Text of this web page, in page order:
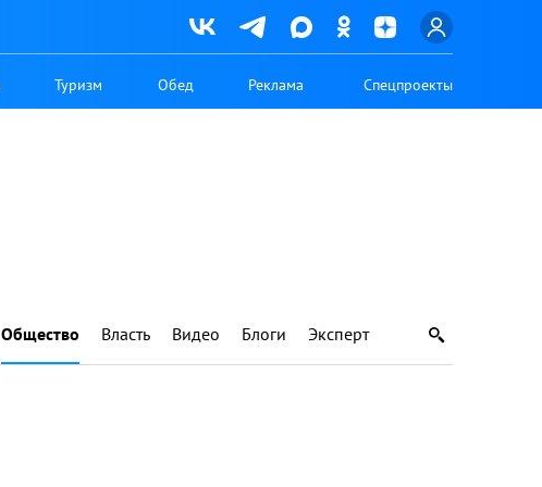
Туризм Обед Реклама Спецпроекты
Общество Власть Видео Блоги Эксперт